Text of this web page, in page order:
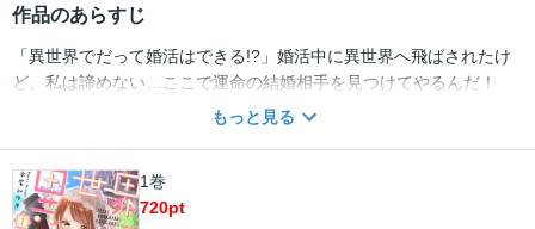
作品のあらすじ
「異世界でだって婚活はできる!?」婚活中に異世界へ飛ばされたけ
ど、私は諦めない…ここで運命の結婚相手を見つけてやるんだ！
――私、倉木凛子（28）はピンクのワゴンで婚活中、いきなりトラ
けど、ここでは私の知ってる「婚活のセオリー」が通じなくて…そ
れでもやるしかない…だって、私も本気で結婚したいんだから！
もっと見る
1巻
720pt